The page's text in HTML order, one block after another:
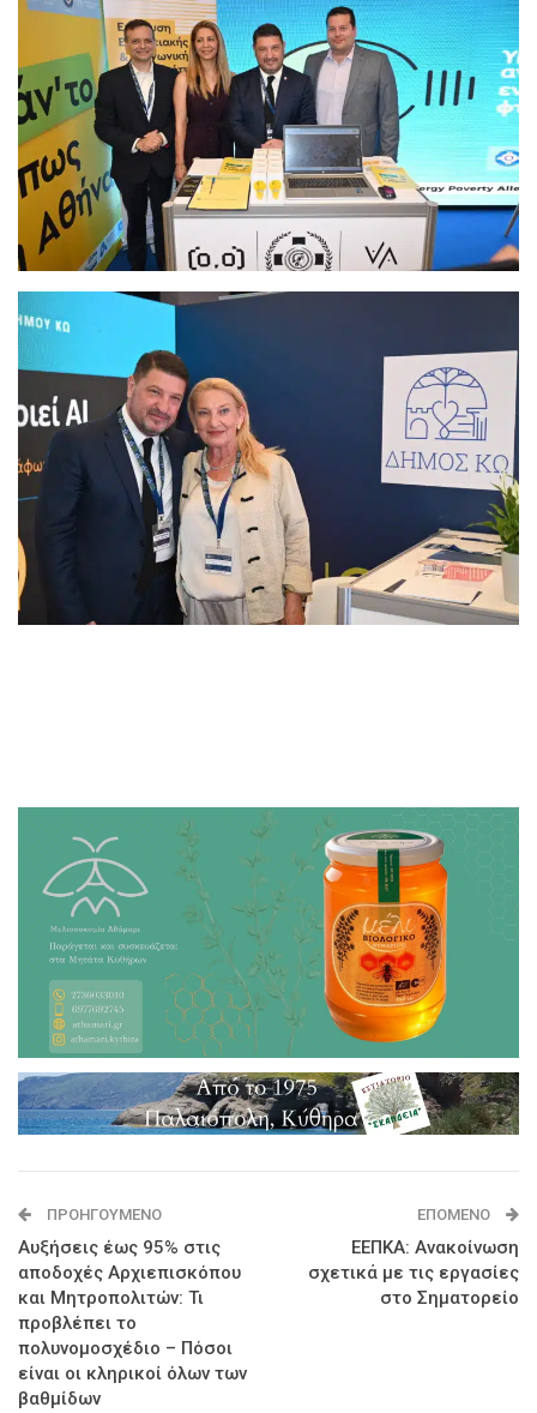
ΠΡΟΗΓΟΎΜΕΝΟ
Αυξήσεις έως 95% στις
αποδοχές Αρχιεπισκόπου
και Μητροπολιτών: Τι
προβλέπει το
πολυνομοσχέδιο – Πόσοι
είναι οι κληρικοί όλων των
βαθμίδων
ΕΠΌΜΕΝΟ
ΕΕΠΚΑ: Ανακοίνωση
σχετικά με τις εργασίες
στο Σηματορείο